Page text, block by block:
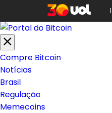
Compre Bitcoin
Notícias
Brasil
Regulação
Memecoins